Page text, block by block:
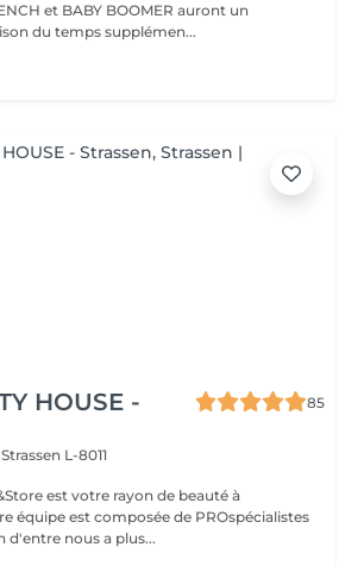
et BABY BOOMER auront un
supplément, en raison du temps supplémen...
HOUSE -
85
Strassen L-8011
est votre rayon de beauté à
d'entre nous a plus...